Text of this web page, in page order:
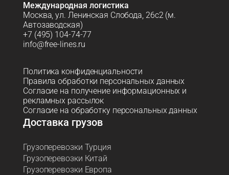
Международная логистика
Москва, ул. Ленинская Слобода, 26с2 (м.
Автозаводская)
+7 (495) 104-74-77
info@free-lines.ru
Политика конфиденциальности
Правила обработки персональных данных
Согласие на получение информационных и
рекламных рассылок
Согласие на обработку персональных данных
Доставка грузов
Грузоперевозки Турция
Грузоперевозки Китай
Грузоперевозки Европа